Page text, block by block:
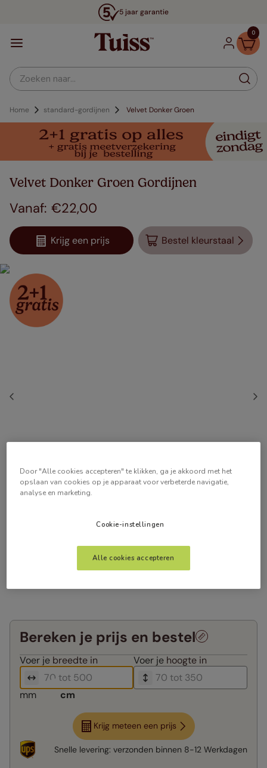
5 jaar garantie
0
Zoeken naar...
Home standard-gordijnen Velvet Donker Groen
Velvet Donker Groen Gordijnen
€22,00
Krijg een prijs Bestel kleurstaal
Bereken je prijs en bestel
Voer je breedte in Voer je hoogte in
mm cm
Krijg meteen een prijs
Snelle levering: verzonden binnen 8-12 Werkdagen
Door "Alle cookies accepteren" te klikken, ga je akkoord met het
opslaan van cookies op je apparaat voor verbeterde navigatie,
analyse en marketing.
Cookie-instellingen
Alle cookies accepteren